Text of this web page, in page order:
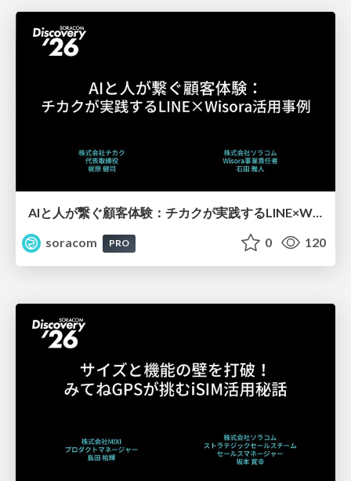
AIと人が繋ぐ顧客体験：チカクが実践するLINE×Wisora活用事例【SORACOM Discovery 2026】
soracom
PRO 0 120